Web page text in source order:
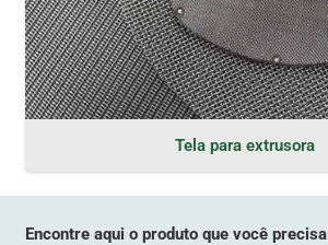
Tela para extrusora
Encontre aqui o produto que você precisa